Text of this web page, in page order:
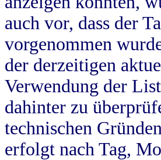
auch vor, dass der
vorgenommen
der derzeitigen
Verwendung der
dahinter zu
technischen
erfolgt nach Tag,